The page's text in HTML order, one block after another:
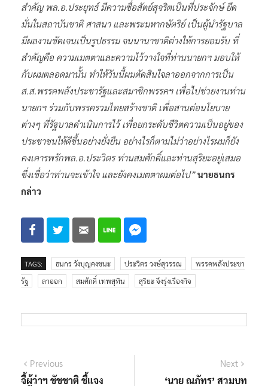
สำคัญ พล.อ.ประยุทธ์ มีความซื่อสัตย์สุจริตเป็นที่ประจักษ์ ยึด
มั่นในสถาบันชาติ ศาสนา และพระมหากษัตริย์ เป็นผู้นำรัฐบาล
มีผลงานชัดเจนเป็นรูปธรรม จนนานาชาติต่างให้การยอมรับ ที่
สำคัญคือ ความเมตตาและความไว้วางใจที่ท่านนายกฯ มอบให้
กับผมตลอดมานั้น ทำให้วันนี้ผมตัดสินใจลาออกจากการเป็น
ส.ส.พรรคพลังประชารัฐและสมาชิกพรรคฯ เพื่อไปช่วยงานท่าน
นายกฯ ร่วมกับพรรครวมไทยสร้างชาติ เพื่อสานต่อนโยบาย
ต่างๆ ที่รัฐบาลดำเนินการไว้ เพื่อยกระดับชีวิตความเป็นอยู่ของ
ประชาชนให้ดีขึ้นอย่างยั่งยืน อย่างไรก็ตามไม่ว่าอย่างไรผมก็ยัง
คงเคารพรักพล.อ.ประวิตร ท่านสมศักดิ์และท่านสุริยะอยู่เสมอ
ซึ่งเชื่อว่าท่านจะเข้าใจ และยังคงเมตตาผมต่อไป”นายธนกร
กล่าว
TAGS: ธนกร วังบุญคงชนะ ประวิตร วงษ์สุวรรณ
พรรคพลังประชา
รัฐ
ลาออก สมศักดิ์ เทพสุทิน สุริยะ จึงรุ่งเรืองกิจ
แนะแนว
PreviousPrevious
post:
จี้ผู้ว่าฯ ชัชชาติ ชี้แจง
Next
‘นาย ณภัทร’ สวมบท